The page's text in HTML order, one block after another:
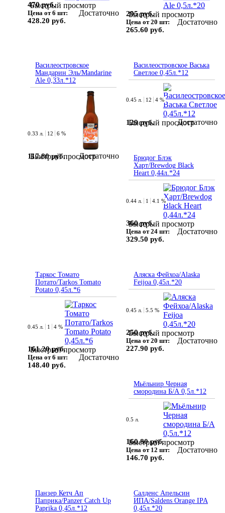
Быстрый просмотр
470 руб.
Цена от 6 шт:
428.20 руб.
Достаточно Быстрый просмотр
295 руб.
Цена от 20 шт:
265.60 руб.
Достаточно
Василеостровское
Мандарин Эль/Mandarine
Ale 0,33л.*12
Быстрый просмотр
0.33 л. 12 6 %
117.80 руб. Достаточно
Василеостровское Васька
Светлое 0,45л.*12
Быстрый просмотр
0.45 л. 12 4 %
129 руб. Достаточно
Брюдог Блэк
Харт/Brewdog Black
Heart 0,44л.*24
Быстрый просмотр
0.44 л. 1 4.1 %
360 руб.
Цена от 24 шт:
329.50 руб.
Достаточно
Таркос Томато
Потато/Tarkos Tomato
Potato 0,45л.*6
Быстрый просмотр
0.45 л. 1 4 %
161.20 руб.
Цена от 6 шт:
148.40 руб.
Достаточно
Аляска Фейхоа/Alaska
Feijoa 0,45л.*20
Быстрый просмотр
0.45 л. 5.5 %
250 руб.
Цена от 20 шт:
227.90 руб.
Достаточно
Мьёльнир Черная
смородина Б/А 0,5л.*12
Быстрый просмотр
0.5 л.
160.80 руб.
Цена от 12 шт:
146.70 руб.
Достаточно
Панзер Кетч Ап
Паприка/Panzer Catch Up
Paprika 0,45л.*12
Салденс Апельсин
ИПА/Saldens Orange IPA
0,45л.*20